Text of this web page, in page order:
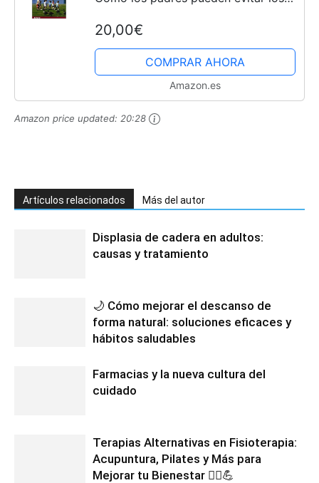
antes de que se desarrollen (Tu hijo y
tú)
20,00€
COMPRAR AHORA
Amazon.es
Amazon price updated: 20:28
Artículos relacionados Más del autor
Displasia de cadera en adultos:
causas y tratamiento
🌙 Cómo mejorar el descanso de
forma natural: soluciones eficaces y
hábitos saludables
Farmacias y la nueva cultura del
cuidado
Terapias Alternativas en Fisioterapia:
Acupuntura, Pilates y Más para
Mejorar tu Bienestar 💆‍♂️💪